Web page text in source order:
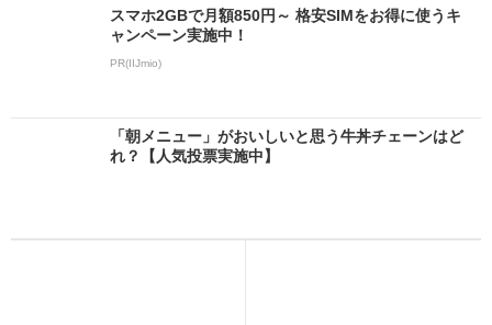
スマホ2GBで月額850円～ 格安SIMをお得に使うキ
ャンペーン実施中！
PR(IIJmio)
「朝メニュー」がおいしいと思う牛丼チェーンはど
れ？【人気投票実施中】